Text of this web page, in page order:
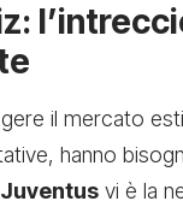
il mercato
hanno
Juventus vi è la